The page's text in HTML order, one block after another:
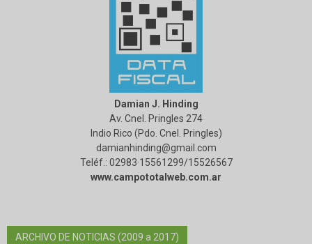
Damian J. Hinding
Av. Cnel. Pringles 274
Indio Rico (Pdo. Cnel. Pringles)
damianhinding@gmail.com
Teléf.: 02983·15561299/15526567
www.campototalweb.com.ar
ARCHIVO DE NOTICIAS (2009 a 2017)